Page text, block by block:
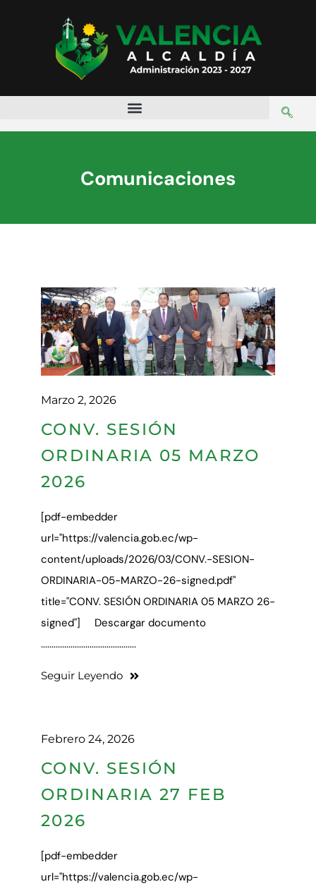
Comunicaciones
Marzo 2, 2026
CONV. SESIÓN
ORDINARIA 05 MARZO
2026
[pdf-embedder
url="https://valencia.gob.ec/wp-
content/uploads/2026/03/CONV.-SESION-
ORDINARIA-05-MARZO-26-signed.pdf"
title="CONV. SESIÓN ORDINARIA 05 MARZO 26-
signed"] Descargar documento
.............................................
Seguir Leyendo
Febrero 24, 2026
CONV. SESIÓN
ORDINARIA 27 FEB
2026
[pdf-embedder
url="https://valencia.gob.ec/wp-